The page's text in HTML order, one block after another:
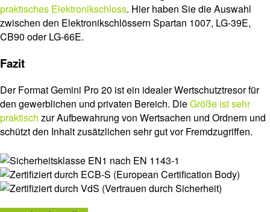
praktisches Elektronikschloss. Hier haben Sie die Auswahl
zwischen den Elektronikschlössern Spartan 1007, LG-39E,
CB90 oder LG-66E.
Fazit
Der Format Gemini Pro 20 ist ein idealer Wertschutztresor für
den gewerblichen und privaten Bereich. DieGröße ist sehr
praktisch zur Aufbewahrung von Wertsachen und Ordnern und
schützt den Inhalt zusätzlichen sehr gut vor Fremdzugriffen.